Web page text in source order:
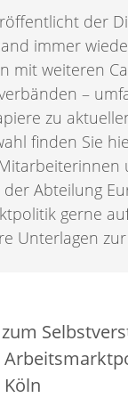
der
immer
mit weiteren
–
zu
finden Sie
Abteilung
gerne
Unterlagen